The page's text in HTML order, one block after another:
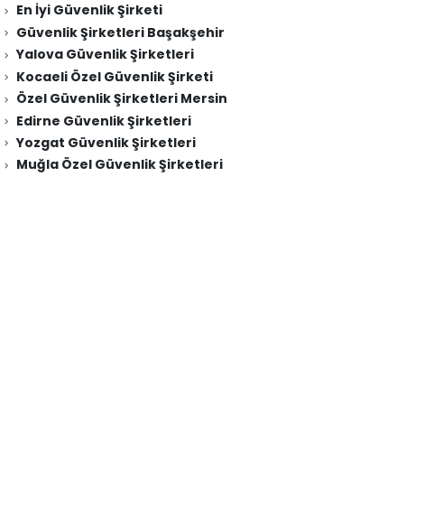
En İyi Güvenlik Şirketi
Güvenlik Şirketleri Başakşehir
Yalova Güvenlik Şirketleri
Kocaeli Özel Güvenlik Şirketi
Özel Güvenlik Şirketleri Mersin
Edirne Güvenlik Şirketleri
Yozgat Güvenlik Şirketleri
Muğla Özel Güvenlik Şirketleri